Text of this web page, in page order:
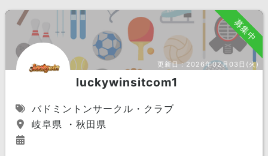
募集中
更新日：2026年02月03日(火)
luckywinsitcom1
バドミントンサークル・クラブ
岐阜県 ・秋田県